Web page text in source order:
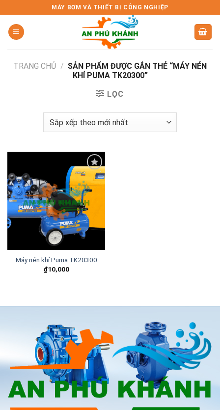
to
content
MÁY BƠM VÀ THIẾT BỊ CÔNG NGHIỆP
TRANG CHỦ / SẢN PHẨM ĐƯỢC GẮN THẺ “MÁY NÉN
KHÍ PUMA TK20300”
LỌC
Add to
wishlist
Máy nén khí Puma TK20300
₫10,000